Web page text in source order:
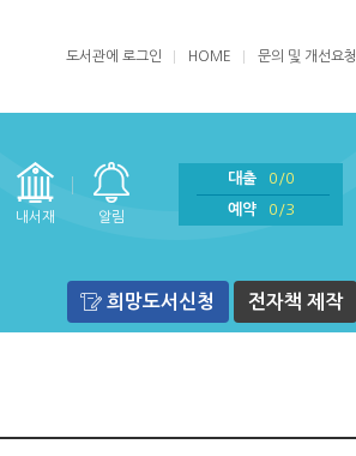
도서관에 로그인 HOME 문의 및 개선요청
내서재 알림
대출
0/0
예약
0/3
희망도서신청 전자책 제작